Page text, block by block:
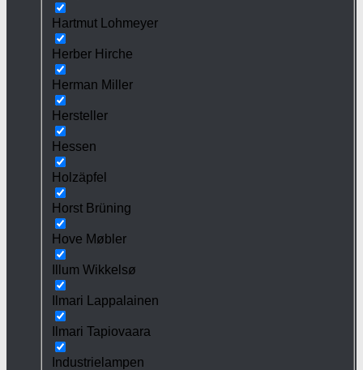
Hartmut Lohmeyer
Herber Hirche
Herman Miller
Hersteller
Hessen
Holzäpfel
Horst Brüning
Hove Møbler
Illum Wikkelsø
Ilmari Lappalainen
Ilmari Tapiovaara
Industrielampen